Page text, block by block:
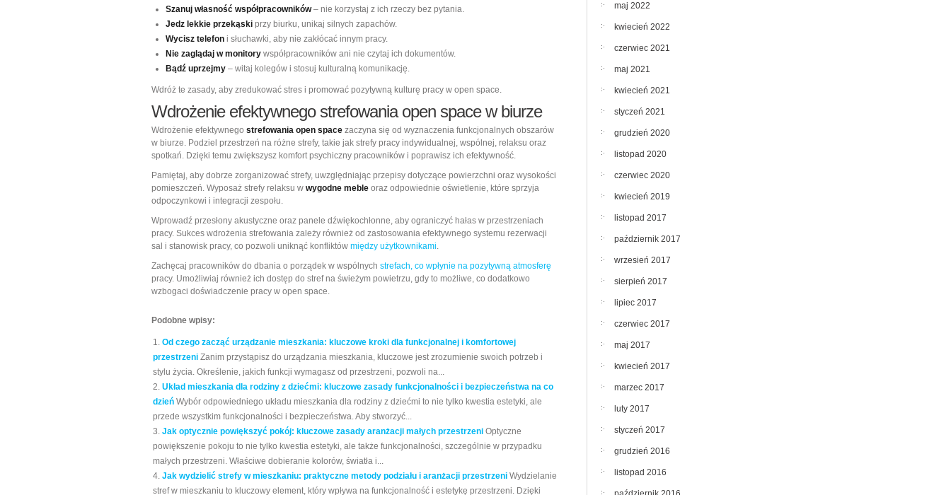
Szanuj własność współpracowników– nie korzystaj z ich rzeczy bez pytania.
Jedz lekkie przekąski przy biurku, unikaj silnych zapachów.
Wycisz telefon i słuchawki, aby nie zakłócać innym pracy.
Nie zaglądaj w monitory współpracowników ani nie czytaj ich dokumentów.
Bądź uprzejmy – witaj kolegów i stosuj kulturalną komunikację.
Wdróż te zasady, aby zredukować stres i promować pozytywną kulturę pracy w open space.
Wdrożenie efektywnego strefowania open space w biurze
Wdrożenie efektywnego strefowania open space zaczyna się od wyznaczenia funkcjonalnych obszarów
w biurze. Podziel przestrzeń na różne strefy, takie jak strefy pracy indywidualnej, wspólnej, relaksu oraz
spotkań. Dzięki temu zwiększysz komfort psychiczny pracowników i poprawisz ich efektywność.
Pamiętaj, aby dobrze zorganizować strefy, uwzględniając przepisy dotyczące powierzchni oraz wysokości
pomieszczeń. Wyposaż strefy relaksu w wygodne meble oraz odpowiednie oświetlenie, które sprzyja
odpoczynkowi i integracji zespołu.
Wprowadź przesłony akustyczne oraz panele dźwiękochłonne, aby ograniczyć hałas w przestrzeniach
pracy. Sukces wdrożenia strefowania zależy również od zastosowania efektywnego systemu rezerwacji
sal i stanowisk pracy, co pozwoli uniknąć konfliktów między użytkownikami.
Zachęcaj pracowników do dbania o porządek w wspólnych strefach, co wpłynie na pozytywną atmosferę
pracy. Umożliwiaj również ich dostęp do stref na świeżym powietrzu, gdy to możliwe, co dodatkowo
wzbogaci doświadczenie pracy w open space.
Podobne wpisy:
Od czego zacząć urządzanie mieszkania: kluczowe kroki dla funkcjonalnej i komfortowej
przestrzeni Zanim przystąpisz do urządzania mieszkania, kluczowe jest zrozumienie swoich potrzeb i
stylu życia. Określenie, jakich funkcji wymagasz od przestrzeni, pozwoli na...
Układ mieszkania dla rodziny z dziećmi: kluczowe zasady funkcjonalności i bezpieczeństwa na co
dzień Wybór odpowiedniego układu mieszkania dla rodziny z dziećmi to nie tylko kwestia estetyki, ale
przede wszystkim funkcjonalności i bezpieczeństwa. Aby stworzyć...
Jak optycznie powiększyć pokój: kluczowe zasady aranżacji małych przestrzeni Optyczne
powiększenie pokoju to nie tylko kwestia estetyki, ale także funkcjonalności, szczególnie w przypadku
małych przestrzeni. Właściwe dobieranie kolorów, światła i...
Jak wydzielić strefy w mieszkaniu: praktyczne metody podziału i aranżacji przestrzeni Wydzielanie
stref w mieszkaniu to kluczowy element, który wpływa na funkcjonalność i estetykę przestrzeni. Dzięki
maj 2022
kwiecień 2022
czerwiec 2021
maj 2021
kwiecień 2021
styczeń 2021
grudzień 2020
listopad 2020
czerwiec 2020
kwiecień 2019
listopad 2017
październik 2017
wrzesień 2017
sierpień 2017
lipiec 2017
czerwiec 2017
maj 2017
kwiecień 2017
marzec 2017
luty 2017
styczeń 2017
grudzień 2016
listopad 2016